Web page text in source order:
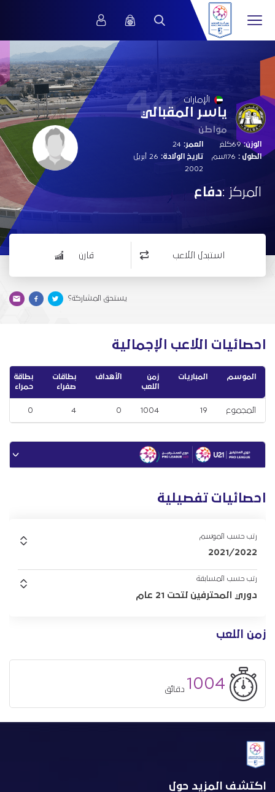
44 الإمارات
ياسر المقبالي
مواطن
الوزن:69كلغ
الطول :
العمر:
تاريخ الولادة:
26 أبريل
2002
المركز :دفاع
استبدل اللاعب قارن
يستحق المشاركة؟
زمن اللعب
1004 دقائق
احصائيات اللاعب الإجمالية
الموسم المباريات
زمن
اللعب
الأهداف
بطاقات
صفراء
بطاقة
حمراء
المجموع 19
1004
0
4
0
احصائيات تفصيلية
رتب حسب الموسم
2021/2022
رتب حسب المسابقة
دوري المحترفين لتحت 21 عام
اكتشف المزيد حول